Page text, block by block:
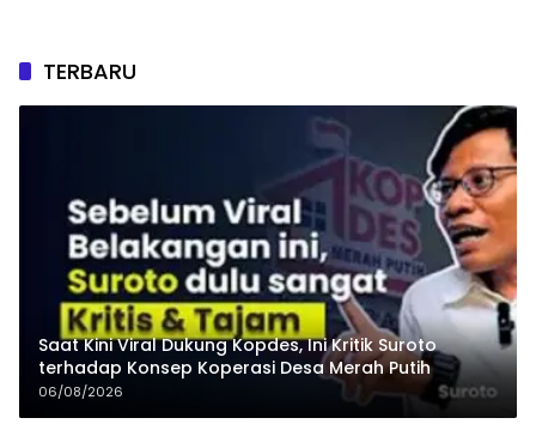
TERBARU
Saat Kini Viral Dukung Kopdes, Ini Kritik Suroto
terhadap Konsep Koperasi Desa Merah Putih
06/08/2026